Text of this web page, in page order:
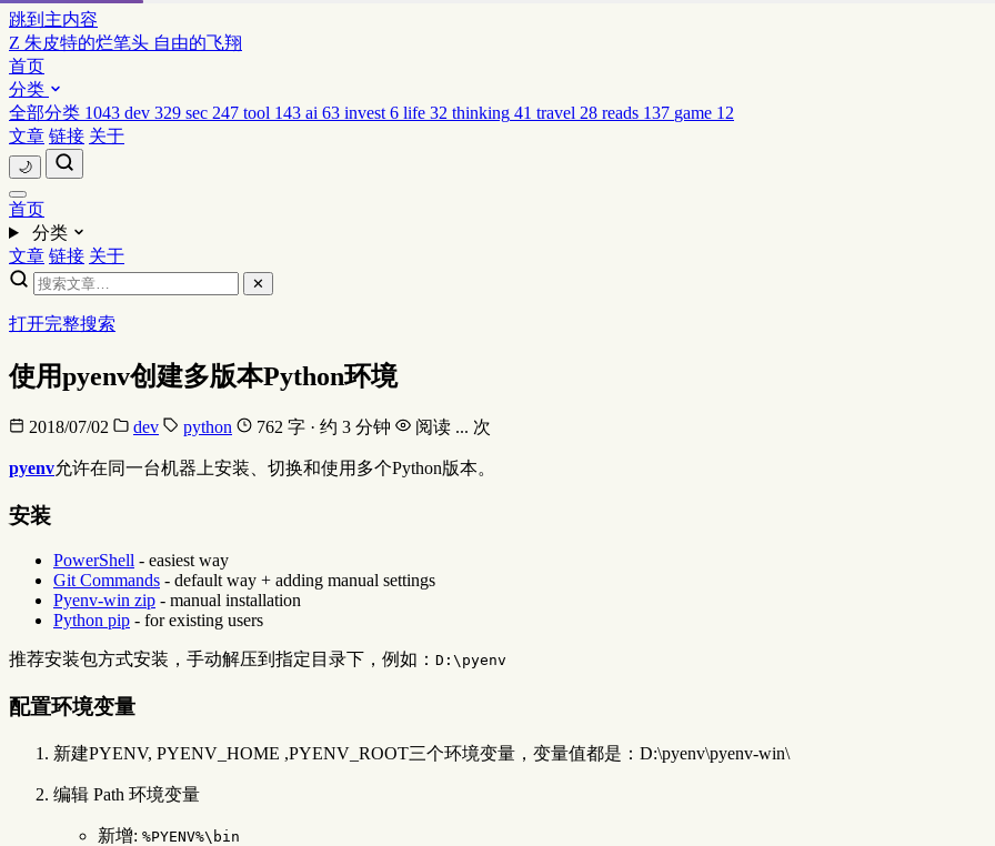
跳到主内容
Z 朱皮特的烂笔头 自由的飞翔
首页
分类
全部分类 1043 dev 329 sec 247 tool 143 ai 63 invest 6 life 32 thinking 41 travel 28 reads 137 game 12
文章 链接 关于
🌙
首页
分类
文章 链接 关于
✕
打开完整搜索
使用pyenv创建多版本Python环境
2018/07/02 dev python 762 字 · 约 3 分钟 阅读 ... 次
pyenv允许在同一台机器上安装、切换和使用多个Python版本。
安装
PowerShell - easiest way
Git Commands - default way + adding manual settings
Pyenv-win zip - manual installation
Python pip - for existing users
推荐安装包方式安装，手动解压到指定目录下，例如： D:\pyenv
配置环境变量
新建PYENV, PYENV_HOME ,PYENV_ROOT三个环境变量，变量值都是：D:\pyenv\pyenv-win\
编辑 Path 环境变量
新增: %PYENV%\bin